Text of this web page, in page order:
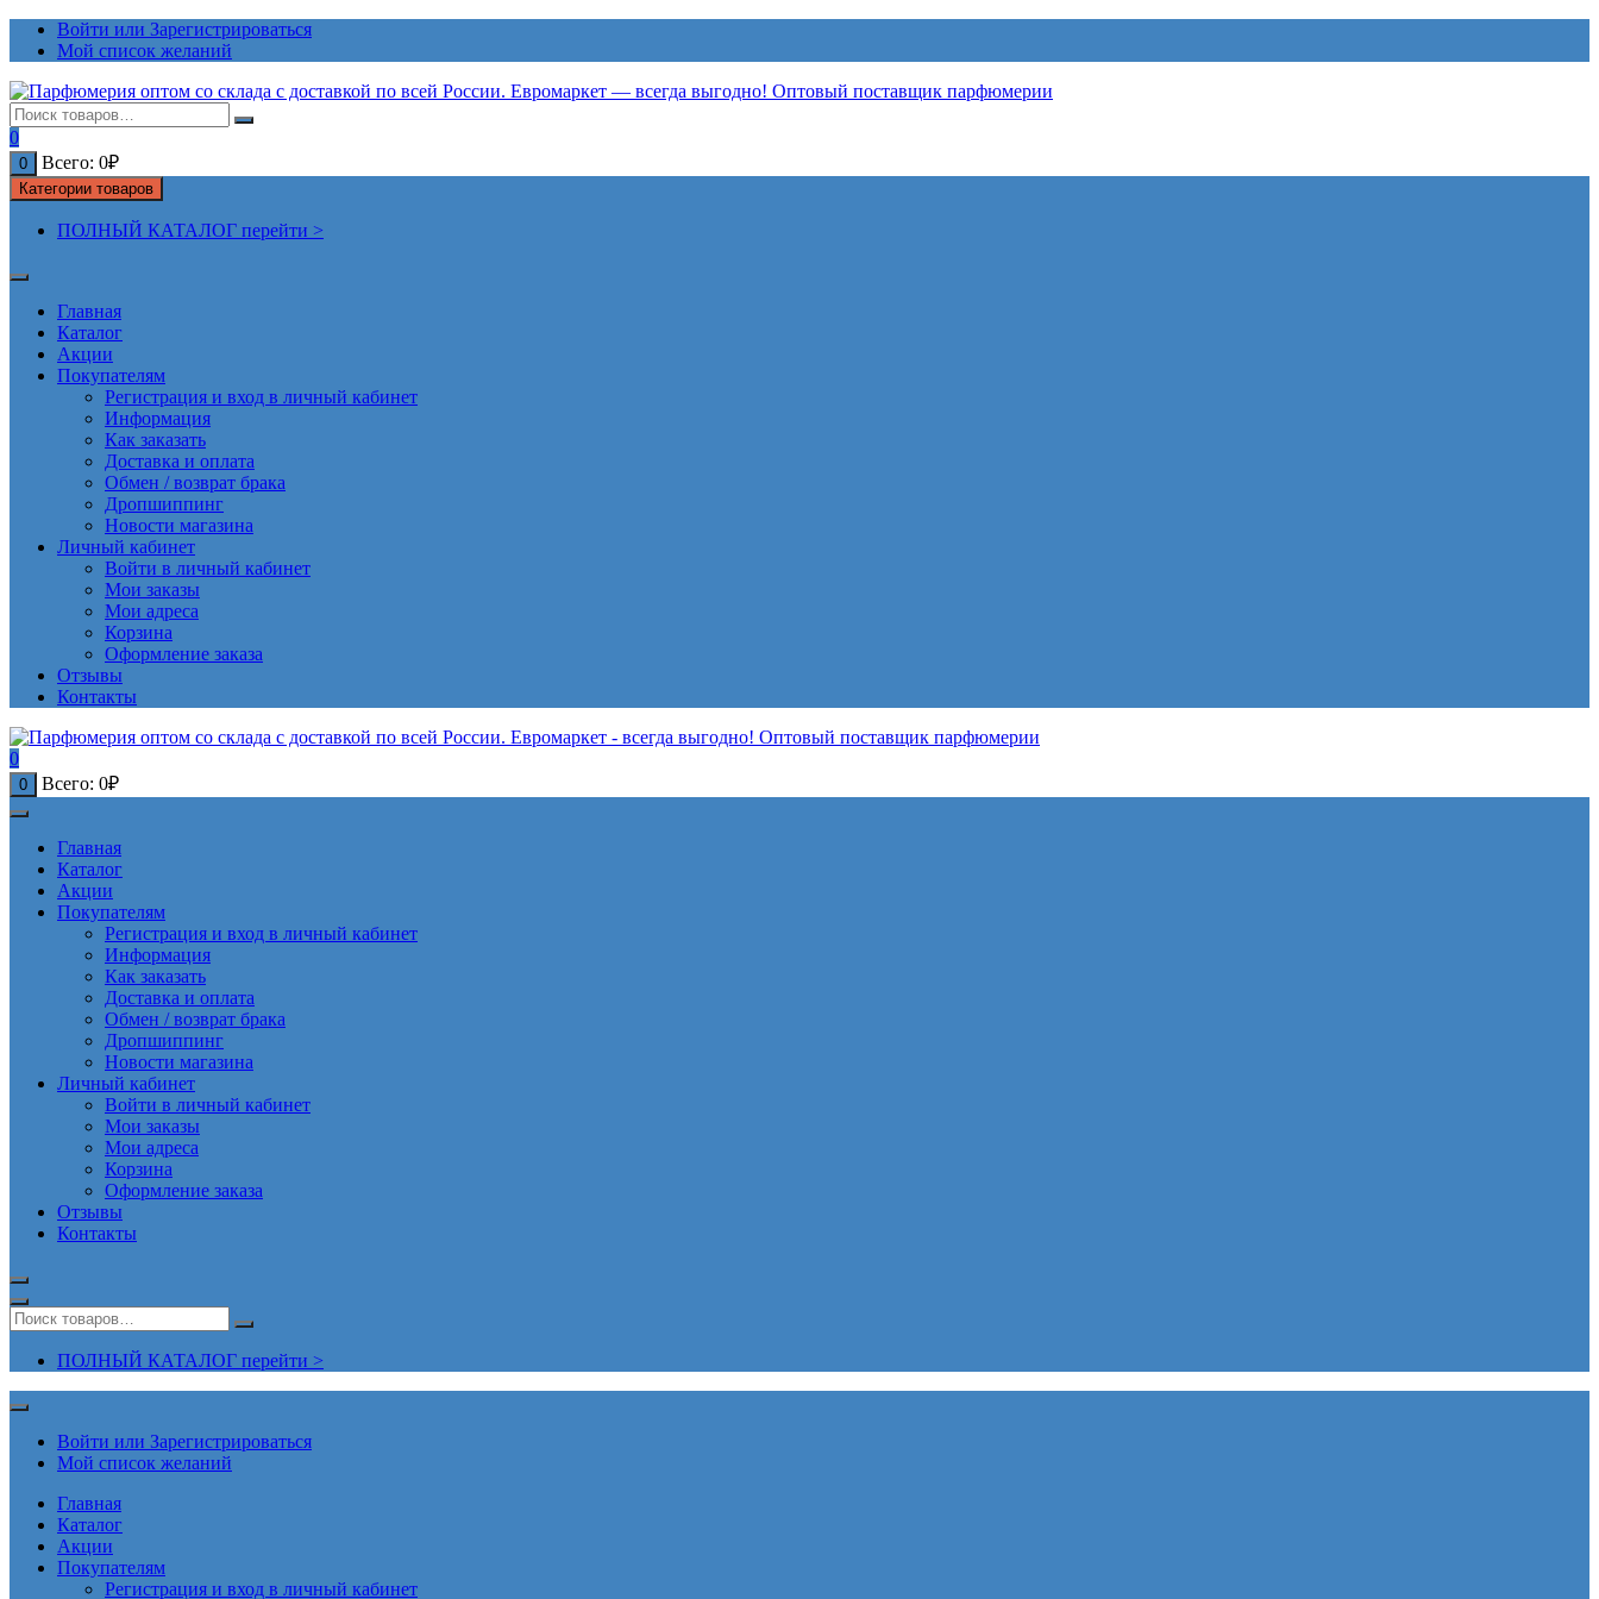
ПерейтиВойти или Зарегистрироваться
Мой список желаний
0
0 Всего: 0₽
Категории товаров
ПОЛНЫЙ КАТАЛОГ перейти >
Главная
Каталог
Акции
Покупателям
Регистрация и вход в личный кабинет
Информация
Как заказать
Доставка и оплата
Обмен / возврат брака
Дропшиппинг
Новости магазина
Личный кабинет
Войти в личный кабинет
Мои заказы
Мои адреса
Корзина
Оформление заказа
Отзывы
Контакты
0
0 Всего: 0₽
Главная
Каталог
Акции
Покупателям
Регистрация и вход в личный кабинет
Информация
Как заказать
Доставка и оплата
Обмен / возврат брака
Дропшиппинг
Новости магазина
Личный кабинет
Войти в личный кабинет
Мои заказы
Мои адреса
Корзина
Оформление заказа
Отзывы
Контакты
ПОЛНЫЙ КАТАЛОГ перейти >
Войти или Зарегистрироваться
Мой список желаний
Главная
Каталог
Акции
Покупателям
Регистрация и вход в личный кабинет